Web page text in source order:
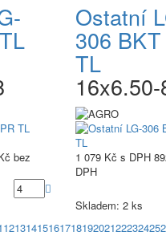
bez
Ostatní
306
TL
16x6.50-
1 079 Kč s DPH
DPH
Skladem: 2 ks
1213141516171819202122232425